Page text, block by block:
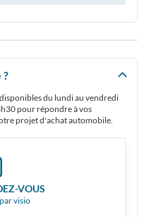
?
du lundi au vendredi
pour répondre à vos
projet d'achat automobile.
VOUS
visio